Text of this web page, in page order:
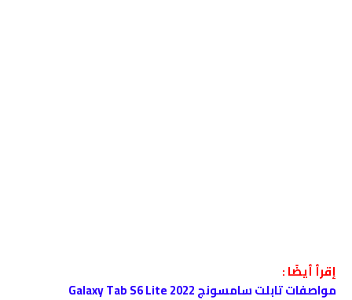
إقرأ أيضًا :
مواصفات تابلت سامسونج Galaxy Tab S6 Lite 2022